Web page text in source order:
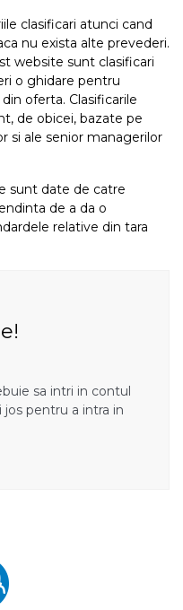
clasificari atunci cand
nu exista alte prevederi.
website sunt clasificari
o ghidare pentru
oferta. Clasificarile
de obicei, bazate pe
si ale senior managerilor
sunt date de catre
de a da o
relative din tara
sa intri in contul
pentru a intra in